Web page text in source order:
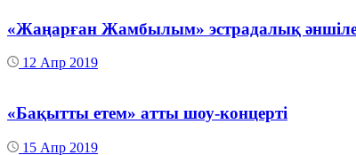
«Жаңарған Жамбылым» эстрадалық
12 Апр 2019
«Бақытты етем» атты шоу-концерті
15 Апр 2019